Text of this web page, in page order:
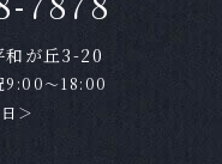
認下さい。
和が丘3-20
9:00～18:00
＞